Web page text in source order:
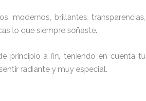
modernos, brillantes, transparencias,
lo que siempre soñaste.
principio a fin, teniendo en cuenta tu
radiante y muy especial.